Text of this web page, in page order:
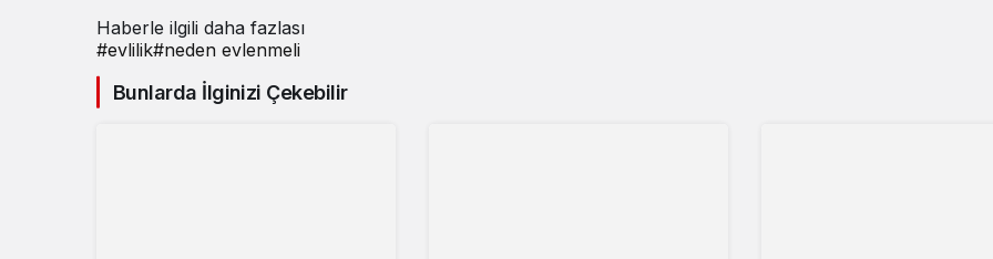
Haberle ilgili daha fazlası
#evlilik#neden evlenmeli
Bunlarda İlginizi Çekebilir